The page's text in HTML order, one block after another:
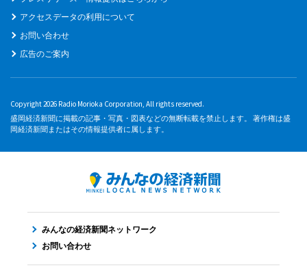
アクセスデータの利用について
お問い合わせ
広告のご案内
Copyright 2026 Radio Morioka Corporation, All rights reserved.
盛岡経済新聞に掲載の記事・写真・図表などの無断転載を禁止します。 著作権は盛
岡経済新聞またはその情報提供者に属します。
みんなの経済新聞ネットワーク
お問い合わせ